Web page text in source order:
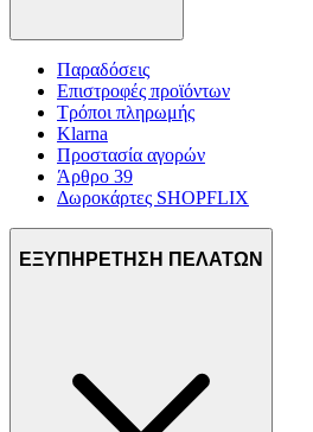
Παραδόσεις
Επιστροφές προϊόντων
Τρόποι πληρωμής
Klarna
Προστασία αγορών
Άρθρο 39
Δωροκάρτες SHOPFLIX
ΕΞΥΠΗΡΕΤΗΣΗ ΠΕΛΑΤΩΝ